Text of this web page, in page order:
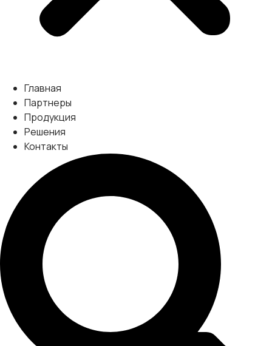
Главная
Партнеры
Продукция
Решения
Контакты